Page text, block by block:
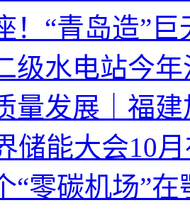
！“青岛造”
级水电站今
量发展｜福
储能大会10
“零碳机场”